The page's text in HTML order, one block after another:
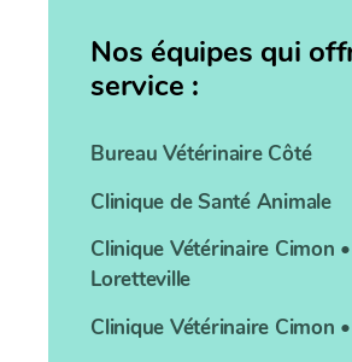
Nos équipes qui
service :
Bureau Vétérinaire Côté
Clinique de Santé Animale
Clinique Vétérinaire Cimon •
Loretteville
Clinique Vétérinaire Cimon